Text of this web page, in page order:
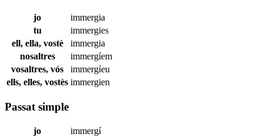
jo
immergia
tu
immergies
ell, ella, vostè
immergia
nosaltres
immergíem
vosaltres, vós
immergíeu
ells, elles, vostès immergien
Passat simple
jo
immergí